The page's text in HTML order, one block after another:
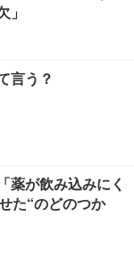
言う？
薬が飲み込みにく
た“のどのつか